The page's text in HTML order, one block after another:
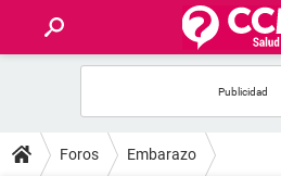
FOROS
Foros Embarazo